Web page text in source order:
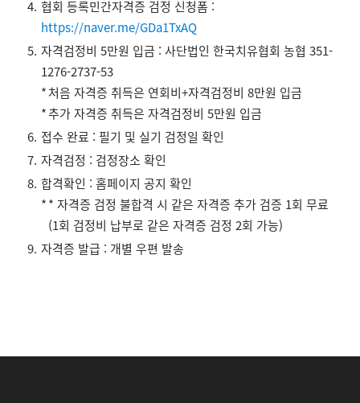
협회 등록민간자격증 검정 신청폼 :
https://naver.me/GDa1TxAQ
자격검정비 5만원 입금 : 사단법인 한국치유협회 농협 351-
1276-2737-53
처음 자격증 취득은 연회비+자격검정비 8만원 입금
추가 자격증 취득은 자격검정비 5만원 입금
접수 완료 : 필기 및 실기 검정일 확인
자격검정 : 검정장소 확인
합격확인 : 홈페이지 공지 확인
* 자격증 검정 불합격 시 같은 자격증 추가 검증 1회 무료
(1회 검정비 납부로 같은 자격증 검정 2회 가능)
자격증 발급 : 개별 우편 발송